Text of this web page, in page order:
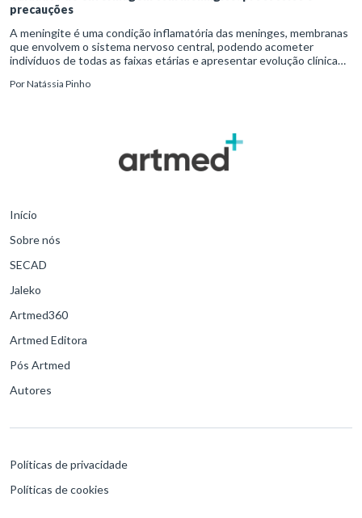
precauções
A meningite é uma condição inflamatória das meninges, membranas
que envolvem o sistema nervoso central, podendo acometer
indivíduos de todas as faixas etárias e apresentar evolução clínica
PorNatássia Pinho
Início
Sobre nós
SECAD
Jaleko
Artmed360
Artmed Editora
Pós Artmed
Autores
Políticas de privacidade
Políticas de cookies